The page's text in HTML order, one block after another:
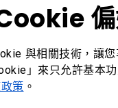
與相關技術，讓
」來只允許基本
策 。